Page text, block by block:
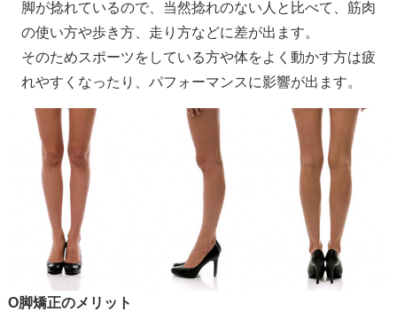
脚が捻れているので、当然捻れのない人と比べて、筋肉
の使い方や歩き方、走り方などに差が出ます。
そのためスポーツをしている方や体をよく動かす方は疲
れやすくなったり、パフォーマンスに影響が出ます。
O脚矯正のメリット